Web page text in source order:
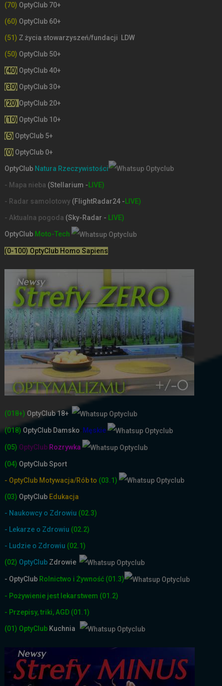
(70) OptyClub 70+
(60) OptyClub 60+
(51) Z życia stowarzyszeń/fundacji LDW
(50) OptyClub 50+
(40) OptyClub 40+
(30) OptyClub 30+
(20) OptyClub 20+
(10) OptyClub 10+
(5) OptyClub 5+
(0) OptyClub 0+
OptyClub Natura Rzeczywistości
- Mapa nieba (Stellarium -LIVE)
- Radar samolotowy (FlightRadar24 -LIVE)
- Aktualna pogoda (Sky-Radar - LIVE)
OptyClub Moto-Tech
(0-100) OptyClub Homo Sapiens
(018+) OptyClub 18+
(018) OptyClub Damsko Męskie
(05) OptyClub Rozrywka
(04) OptyClub Sport
- OptyClub Motywacja/Rób to (03.1)
(03) OptyClub Edukacja
- Naukowcy o Zdrowiu (02.3)
- Lekarze o Zdrowiu (02.2)
- Ludzie o Zdrowiu (02.1)
(02) OptyClub Zdrowie
- OptyClub Rolnictwo i Żywność (01.3)
- Pożywienie jest lekarstwem (01.2)
- Przepisy, triki, AGD (01.1)
(01) OptyClub Kuchnia